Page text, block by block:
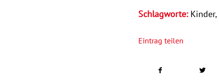
Schlagworte: Kinder,
Eintrag teilen